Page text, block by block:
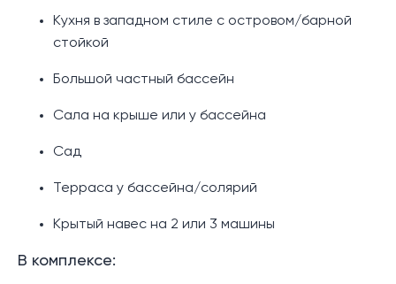
Кухня в западном стиле с островом/барной
стойкой
Большой частный бассейн
Сала на крыше или у бассейна
Сад
Терраса у бассейна/солярий
Крытый навес на 2 или 3 машины
В комплексе: